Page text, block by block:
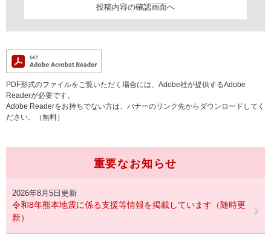
PDF形式のファイルをご覧いただく場合には、Adobe社が提供するAdobe
Readerが必要です。
Adobe Readerをお持ちでない方は、バナーのリンク先からダウンロードしてく
ださい。（無料）
重要なお知らせ
2026年8月5日更新
令和8年熊本地震に係る支援等情報を掲載しています（随時更
新）